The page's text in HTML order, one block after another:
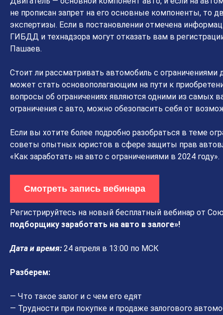
не прописан запрет на его основные компоненты, то
экспертизы. Если в постановлении отмечена
ГИБДД и технадзора могут отказать вам в
Пашаев.
Стоит ли рассматривать автомобиль с
может стать основополагающим на пути к
вопросы об ограничениях являются одними из самых
ограничения с авто, можно обезопасить себя от
Если вы хотите более подробно разобраться в теме
советы опытных юристов в сфере защиты прав
«Как заработать на авто с ограничениями в 2024 году».
Смотреть запись вебинара
Регистрируйтесь на новый бесплатный вебинар от
подборщику заработать на авто в залоге»!
Дата и время: 24 апреля в 13:00 по МСК
Разберем:
— Что такое залог и с чем его едят
— Трудности при покупке и продаже залогового